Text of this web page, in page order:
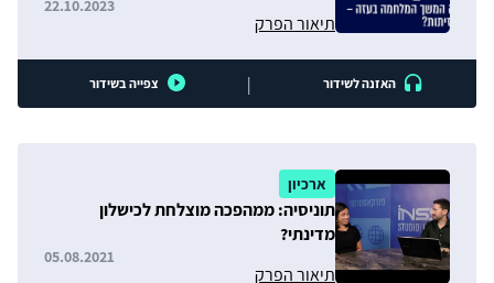
תיאור הפרק
22.10.2023
האזנה לשידור | צפייה בשידור
ארכיון
תוניסיה: ממהפכה מוצלחת לכישלון
מדינתי?
תיאור הפרק
05.08.2021